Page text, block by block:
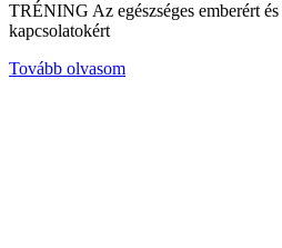
TRÉNING Az egészséges emberért és
kapcsolatokért
Tovább olvasom